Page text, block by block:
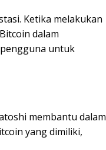
Ketika melakukan
dalam
untuk
membantu dalam
yang dimiliki,